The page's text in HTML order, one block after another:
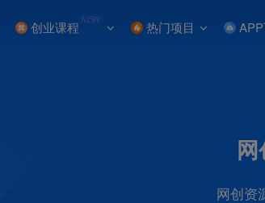
创业课程 NEW 热门项目 APP
网创资